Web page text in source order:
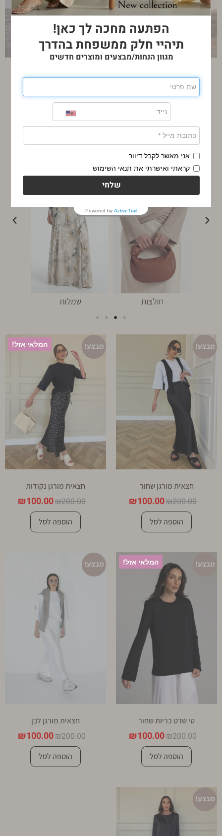
קטגוריות מובילות
מבצע!
חצאית מורגן שחור
₪200.00
₪100.00
הוספה לסל
המלאי אזל! מבצע!
חצאית מורגן נקודות
₪200.00
₪100.00
הוספה לסל
המלאי אזל! מבצע!
טי שרט כריות שחור
₪200.00
₪100.00
הוספה לסל
מבצע!
חצאית מורגן לבן
₪200.00
₪100.00
הוספה לסל
מבצע!
הפתעה מחכה לך כאן!
תיהיי חלק ממשפחת בהדרך
מגוון הנחות/מבצעים ומוצרים חדשים
אני מאשר לקבל דיוור
קראתי ואישרתי את תנאי השימוש
שלחי
Powered by ActiveTrail